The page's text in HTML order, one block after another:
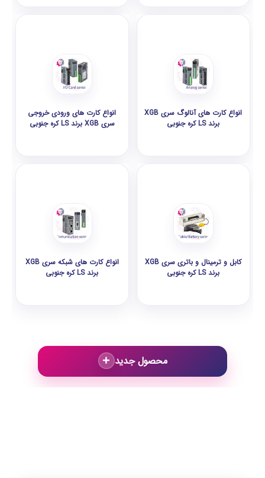
انواع کارت های آنالوگ سری XGB
برند LS کره جنوبی
انواع کارت های ورودی خروجی
سری XGB برند LS کره جنوبی
کابل و ترمینال و باتری سری XGB
برند LS کره جنوبی
انواع کارت های شبکه سری XGB
برند LS کره جنوبی
محصول جدید +